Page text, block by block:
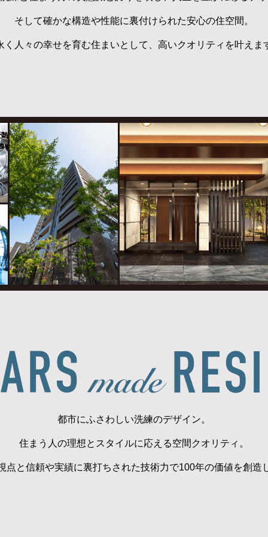
そして確かな構造や性能に裏付けられた安心の住空間。
く人々の幸せを育む住まいとして、 高いクオリティを叶えま
都市にふさわしい洗練のデザイン。
住まう人の理想とスタイルに応える空間クオリティ。
点と信頼や実績に裏打ちされた技術力で100年の価値を創造